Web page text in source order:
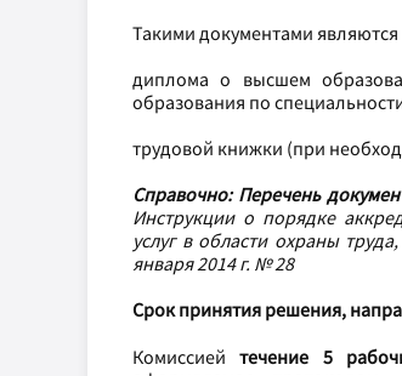
Такими документами
диплома о высшем
образования по
трудовой книжки (при
Справочно: Перечень
Инструкции о порядке
услуг в области охраны
января 2014 г. № 28
Срок принятия решения,
Комиссией течение 5